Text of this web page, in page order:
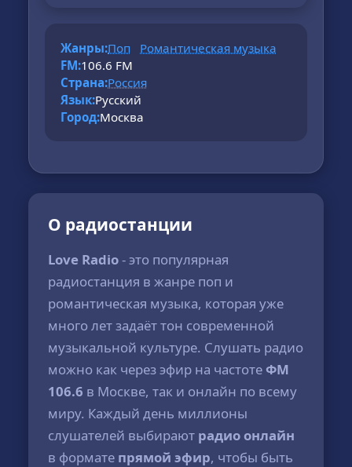
Жанры:Поп
Романтическая музыка
FM:106.6 FM
Страна:Россия
Язык:Русский
Город:Москва
О радиостанции
Love Radio- это популярная
радиостанция в жанре поп и
романтическая музыка, которая уже
много лет задаёт тон современной
музыкальной культуре. Слушать радио
можно как через эфир на частоте ФМ
106.6 в Москве, так и онлайн по всему
миру. Каждый день миллионы
слушателей выбирают радио онлайн
в формате прямой эфир, чтобы быть